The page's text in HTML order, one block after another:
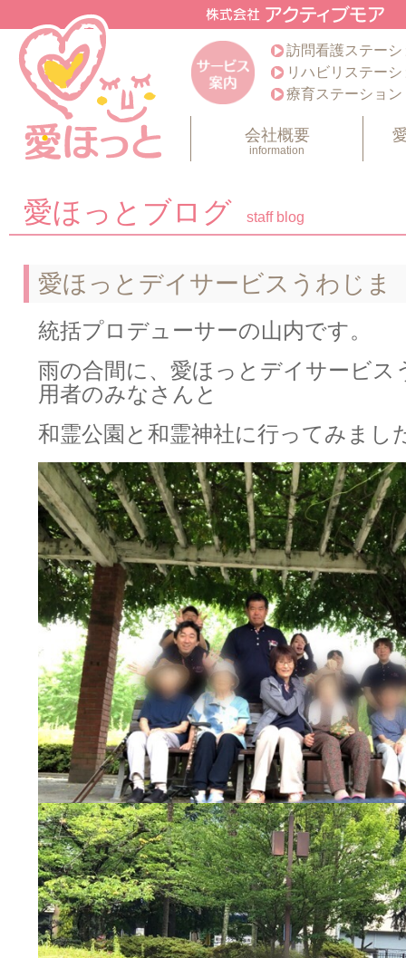
訪問看護ステー
リハビリステー
療育ステーション
会社概要
information
愛ほっとブログ staff blog
愛ほっとデイサービスうわじ
統括プロデューサーの山内です。
雨の合間に、愛ほっとデイサービス
用者のみなさんと
和霊公園と和霊神社に行ってみまし